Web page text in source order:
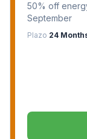
50% off
September
Plazo 24